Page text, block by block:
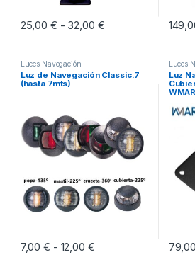
25,00 € - 32,00 €Rango de
Este producto tiene múltiples
Luces Navegación
Luz de Navegación Classic.7
(hasta 7mts)
7,00€ - 12,00 €Rango de precios:
Luces
Luz
79,00